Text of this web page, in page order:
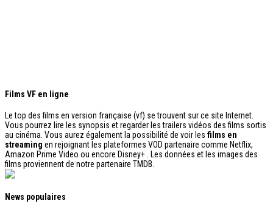
Films VF en ligne
Le top des films en version française (vf) se trouvent sur ce site Internet.
Vous pourrez lire les synopsis et regarder les trailers vidéos des films sortis
au cinéma. Vous aurez également la possibilité de voir les films en
streaming en rejoignant les plateformes VOD partenaire comme Netflix,
Amazon Prime Video ou encore Disney+ . Les données et les images des
films proviennent de notre partenaire TMDB.
News populaires